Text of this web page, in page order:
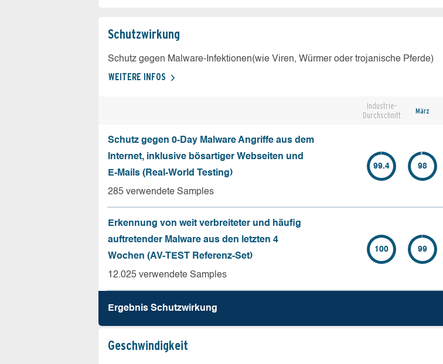
Schutz­wirkung
Schutz gegen Malware-Infektionen(wie Viren, Würmer oder trojanische Pferde)
WEITERE INFOS
Industrie-
Durchschnitt
März
Schutz gegen 0-Day Malware Angriffe aus dem
Internet, inklusive bösartiger Webseiten und
E-Mails (Real-World Testing)
285 verwendete Samples
99.4 98
Erkennung von weit verbreiteter und häufig
auftretender Malware aus den letzten 4
Wochen (AV-TEST Referenz-Set)
12.025 verwendete Samples
100 99
Ergebnis Schutz­wirkung
Geschw­indigkeit